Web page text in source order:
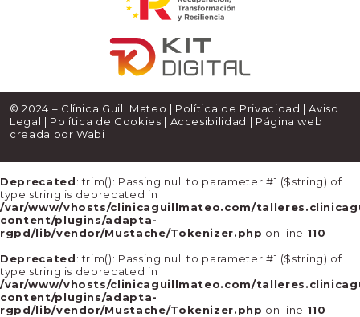
© 2024 – Clínica Guill Mateo | Política de Privacidad |Aviso
Legal | Política de Cookies | Accesibilidad | Página web
creada porWabi
Deprecated: trim(): Passing null to parameter #1 ($string) of
type string is deprecated in
/var/www/vhosts/clinicaguillmateo.com/
content/plugins/adapta-
rgpd/lib/vendor/Mustache/Tokenizer.php on line 110
Deprecated: trim(): Passing null to parameter #1 ($string) of
type string is deprecated in
/var/www/vhosts/clinicaguillmateo.com/
content/plugins/adapta-
rgpd/lib/vendor/Mustache/Tokenizer.php on line 110